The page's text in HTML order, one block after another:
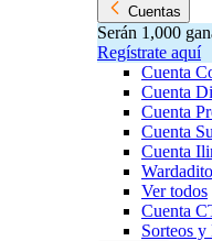
Cuentas
Serán 1,000
Regístrate aquí
Cuenta
Cuenta
Cuenta
Cuenta
Cuenta
Ver todos
Cuenta
Sorteos y